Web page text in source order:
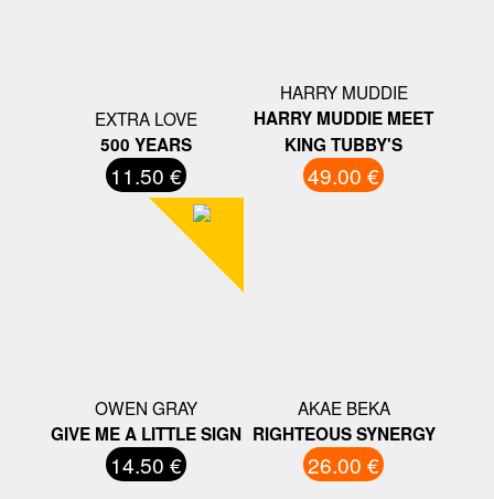
EXTRA LOVE
500 YEARS
11.50 €
HARRY MUDDIE
HARRY MUDDIE MEET
KING TUBBY'S
49.00 €
OWEN GRAY
GIVE ME A LITTLE SIGN
14.50 €
AKAE BEKA
RIGHTEOUS SYNERGY
26.00 €